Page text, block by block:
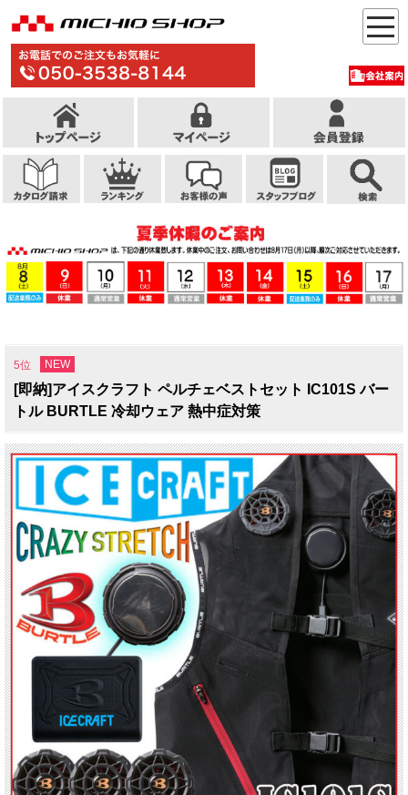
5位 NEW
[即納]アイスクラフト ペルチェベストセット IC101S バー
トル BURTLE 冷却ウェア 熱中症対策